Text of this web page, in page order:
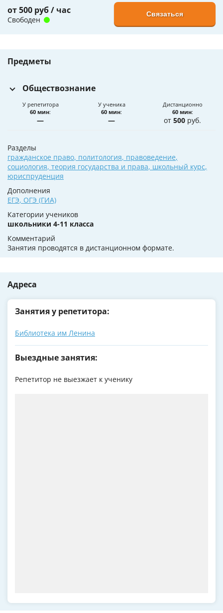
от 500 руб / час
Свободен
Связаться
Предметы
Обществознание
У репетитора
60 мин:
—
У ученика
60 мин:
—
Дистанционно
60 мин:
от500 руб.
Разделы
гражданское право, политология, правоведение,
социология, теория государства и права, школьный курс,
юриспруденция
Дополнения
ЕГЭ, ОГЭ (ГИА)
Категории учеников
школьники 4-11 класса
Комментарий
Занятия проводятся в дистанционном формате.
Адреса
Занятия у репетитора:
Библиотека им Ленина
Выездные занятия:
Репетитор не выезжает к ученику